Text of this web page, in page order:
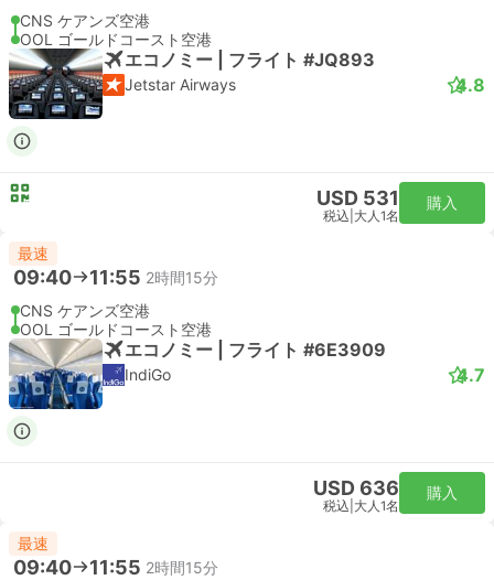
CNS ケアンズ空港
OOL ゴールドコースト空港
エコノミー | フライト #JQ893
Jetstar Airways 4.8
USD 531
税込 大人1名
購入
最速
09:40 11:55 2時間15分
CNS ケアンズ空港
OOL ゴールドコースト空港
エコノミー | フライト #6E3909
IndiGo 4.7
USD 636
税込 大人1名
購入
最速
09:40 11:55 2時間15分